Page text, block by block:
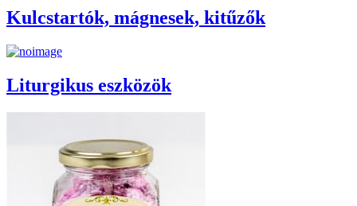
Kulcstartók, mágnesek, kitűzők
Liturgikus eszközök